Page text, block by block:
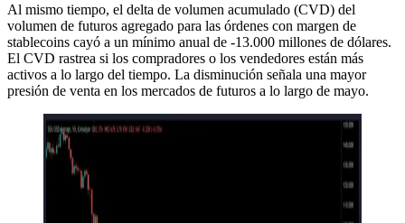
Al mismo tiempo, el delta de volumen acumulado (CVD) del
volumen de futuros agregado para las órdenes con margen de
stablecoins cayó a un mínimo anual de -13.000 millones de dólares.
El CVD rastrea si los compradores o los vendedores están más
activos a lo largo del tiempo. La disminución señala una mayor
presión de venta en los mercados de futuros a lo largo de mayo.